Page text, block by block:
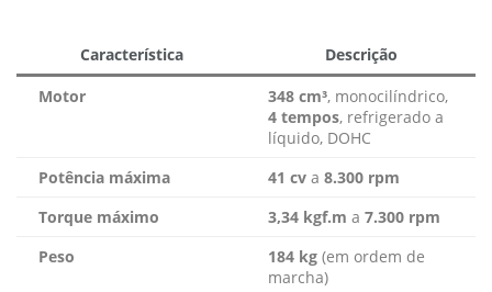
Característica
Descrição
Motor
348 cm³, monocilíndrico,
4 tempos, refrigerado a
líquido, DOHC
Potência máxima
41 cv a 8.300 rpm
Torque máximo
3,34 kgf.m a 7.300 rpm
Peso
184 kg (em ordem de
marcha)